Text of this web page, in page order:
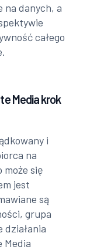
na danych, a
całego
Media krok
i
na
może się
jest
są
grupa
działania
Media